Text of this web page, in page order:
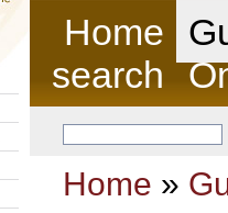
Home
search
Home »